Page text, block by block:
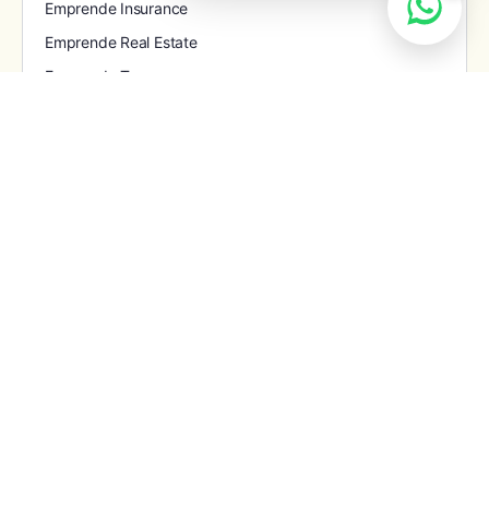
Emprende Insurance
Emprende Real Estate
Emprende Tax